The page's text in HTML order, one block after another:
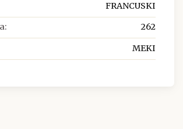
FRANCUSKI
262
MEKI